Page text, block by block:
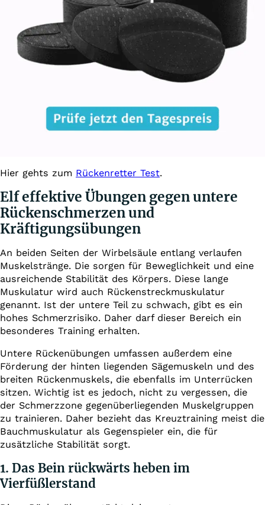
Hier gehts zum Rückenretter Test.
Elf effektive Übungen gegen untere
Rückenschmerzen und
Kräftigungsübungen
An beiden Seiten der Wirbelsäule entlang verlaufen
Muskelstränge. Die sorgen für Beweglichkeit und eine
ausreichende Stabilität des Körpers. Diese lange
Muskulatur wird auch Rückenstreckmuskulatur
genannt. Ist der untere Teil zu schwach, gibt es ein
hohes Schmerzrisiko. Daher darf dieser Bereich ein
besonderes Training erhalten.
Untere Rückenübungen umfassen außerdem eine
Förderung der hinten liegenden Sägemuskeln und des
breiten Rückenmuskels, die ebenfalls im Unterrücken
sitzen. Wichtig ist es jedoch, nicht zu vergessen, die
der Schmerzzone gegenüberliegenden Muskelgruppen
zu trainieren. Daher bezieht das Kreuztraining meist die
Bauchmuskulatur als Gegenspieler ein, die für
zusätzliche Stabilität sorgt.
1. Das Bein rückwärts heben im
Vierfüßlerstand